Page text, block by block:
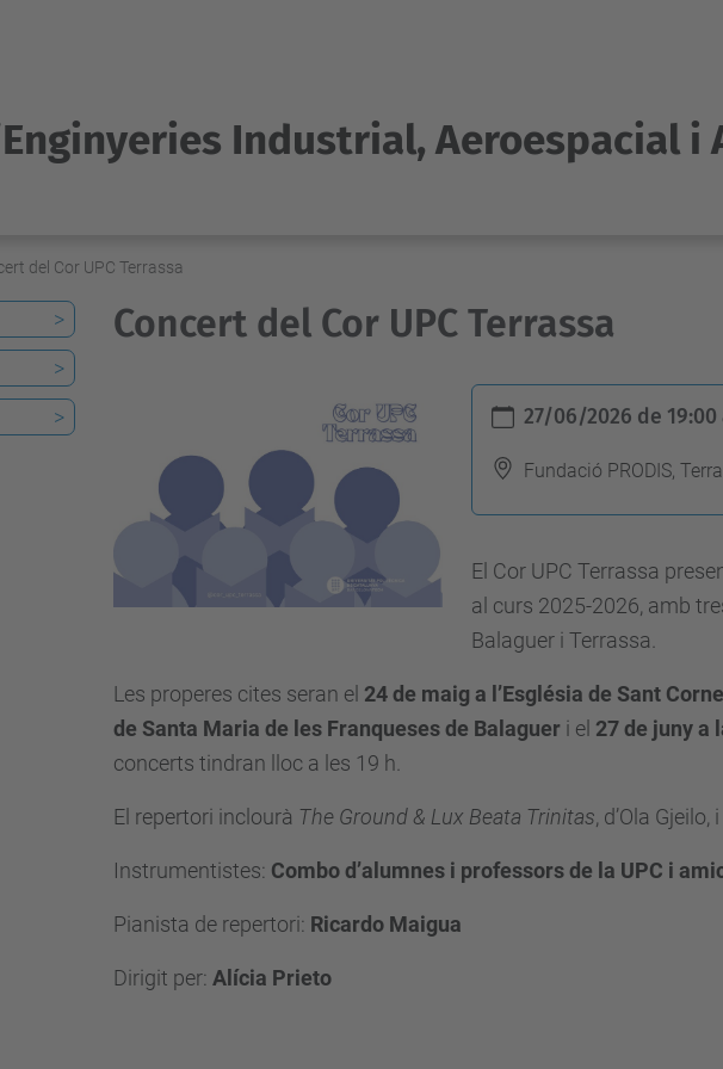
Enginyeries Industrial, Aeroespacial i
del Cor UPC Terrassa
Concert del Cor UPC Terrassa
s
:
/
a
t
.
p
27/06/2026 de 19:00
Fundació PRODIS,
El Cor UPC Terrassa
al curs 2025-2026, amb
Balaguer i Terrassa.
Les properes cites seran el 24 de maig a l’Església de Sant
de Santa Maria de les Franqueses de Balaguer i el 27 de juny a
concerts tindran lloc a les 19 h.
El repertori inclourà The Ground & Lux Beata Trinitas, d’Ola Gjeilo, i
Instrumentistes: Combo d’alumnes i professors de la UPC i
Pianista de repertori: Ricardo Maigua
Dirigit per: Alícia Prieto
>
>
>